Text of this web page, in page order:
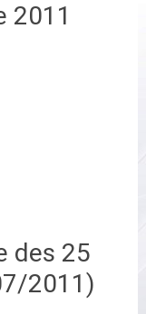
2011
des 25
2011)